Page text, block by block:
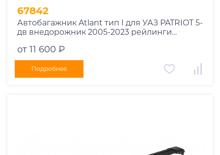
67842
Автобагажник Atlant тип I для УАЗ PATRIOT 5-
дв внедорожник 2005-2023 рейлинги
от 11 600 ₽
Подробнее